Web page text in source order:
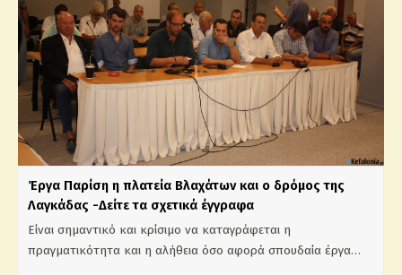
Έργα Παρίση η πλατεία Βλαχάτων και ο δρόμος της
Λαγκάδας -Δείτε τα σχετικά έγγραφα
Είναι σημαντικό και κρίσιμο να καταγράφεται η
πραγματικότητα και η αλήθεια όσο αφορά σπουδαία έργα…